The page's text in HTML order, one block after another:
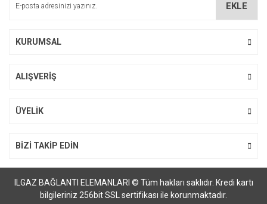
EKLE
KURUMSAL
ALIŞVERİŞ
ÜYELİK
BİZİ TAKİP EDİN
ILGAZ BAĞLANTI ELEMANLARI © Tüm hakları saklıdır. Kredi kartı
bilgileriniz 256bit SSL sertifikası ile korunmaktadır.